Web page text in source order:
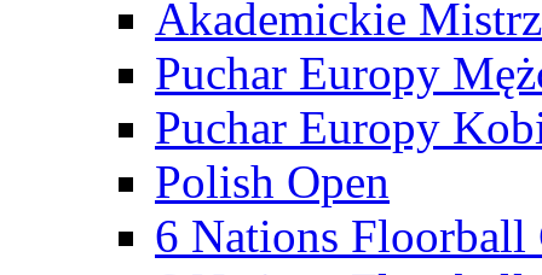
Akademickie
Puchar Europy
Puchar Europy
Polish Open
6 Nations Floorball